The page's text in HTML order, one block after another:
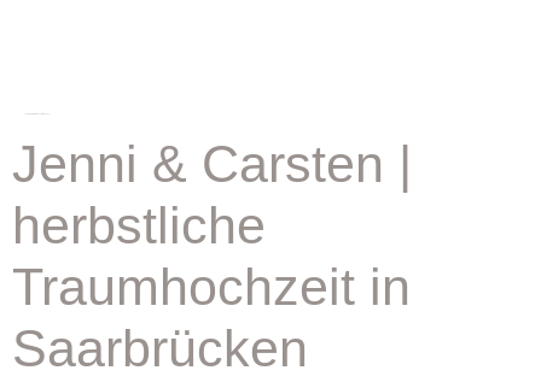
Jenni & Carsten |
herbstliche
Traumhochzeit in
Saarbrücken